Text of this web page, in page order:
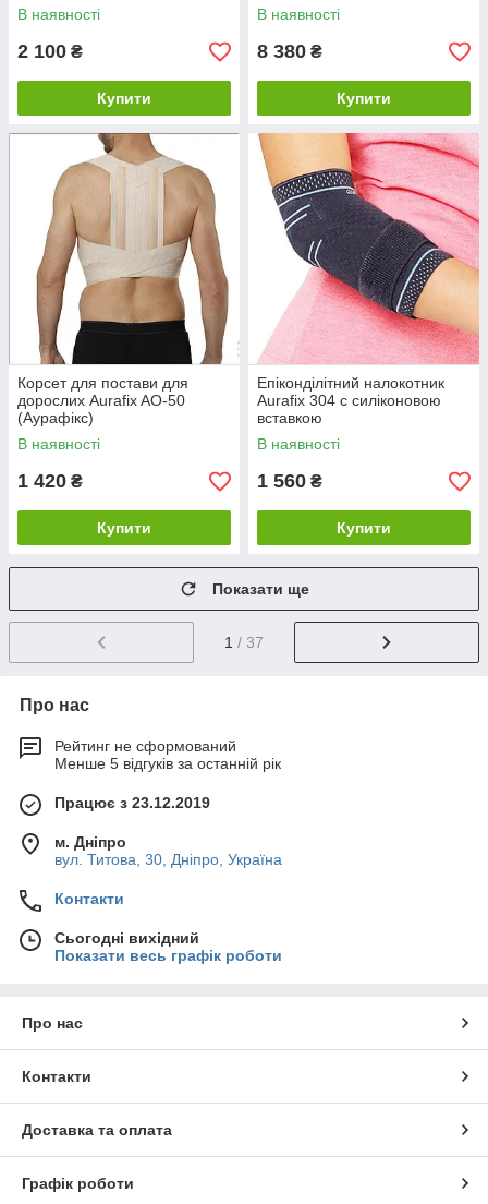
(Thuasne, Тюан) - чорні
В наявності
2 100 ₴
Купити
В наявності
8 380 ₴
Купити
Корсет для постави для
дорослих Aurafix AO-50
(Аурафікс)
В наявності
1 420 ₴
Купити
Епіконділітний налокотник
Aurafix 304 с силіконовою
вставкою
В наявності
1 560 ₴
Купити
Показати ще
1 / 37
Про нас
Рейтинг не сформований
Менше 5 відгуків за останній рік
Працює з 23.12.2019
м. Дніпро
вул. Титова, 30, Дніпро, Україна
Контакти
Сьогодні вихідний
Показати весь графік роботи
Про нас
Контакти
Доставка та оплата
Графік роботи